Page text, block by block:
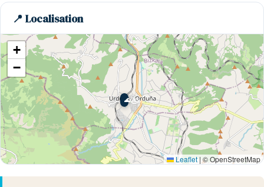
📍 Localisation
🌊 Ici
+
−
Leaflet |© OpenStreetMap